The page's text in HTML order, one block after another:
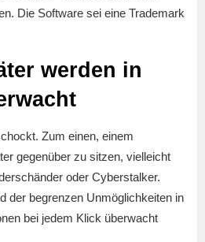
Die Software sei eine Trademark
werden in
Zum einen, einem
gegenüber zu sitzen, vielleicht
oder Cyberstalker.
der begrenzen Unmöglichkeiten in
bei jedem Klick überwacht